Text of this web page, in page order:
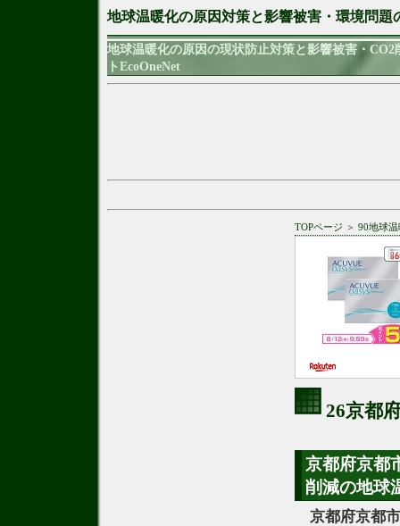
地球温暖化の原因対策と影響被害・環境問題
地球温暖化の原因の現状防止対策と影響被害・
トEcoOneNet
TOPページ ＞ 90地球
26京都
京都府京都
削減の地球
京都府京都市